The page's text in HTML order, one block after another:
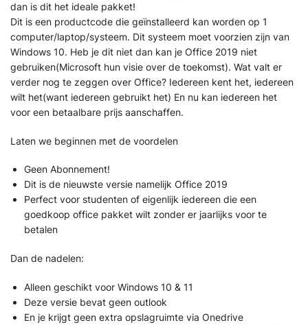
dan is dit het ideale pakket!
Dit is een productcode die geïnstalleerd kan worden op 1
computer/laptop/systeem. Dit systeem moet voorzien zijn van
Windows 10. Heb je dit niet dan kan je Office 2019 niet
gebruiken(Microsoft hun visie over de toekomst). Wat valt er
verder nog te zeggen over Office? Iedereen kent het, iedereen
wilt het(want iedereen gebruikt het) En nu kan iedereen het
voor een betaalbare prijs aanschaffen.
Laten we beginnen met de voordelen
Geen Abonnement!
Dit is de nieuwste versie namelijk Office 2019
Perfect voor studenten of eigenlijk iedereen die een
goedkoop office pakket wilt zonder er jaarlijks voor te
betalen
Dan de nadelen:
Alleen geschikt voor Windows 10 & 11
Deze versie bevat geen outlook
En je krijgt geen extra opslagruimte via Onedrive